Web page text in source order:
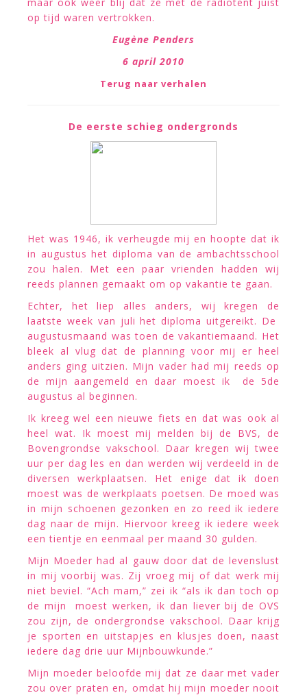
op tijd waren vertrokken.
Eugène Penders
6 april 2010
Terug naar verhalen
De eerste schieg ondergronds
Het was 1946, ik verheugde mij en hoopte dat ik
in augustus het diploma van de ambachtsschool
zou halen. Met een paar vrienden hadden wij
reeds plannen gemaakt om op vakantie te gaan.
Echter, het liep alles anders, wij kregen de
laatste week van juli het diploma uitgereikt. De
augustusmaand was toen de vakantiemaand. Het
bleek al vlug dat de planning voor mij er heel
anders ging uitzien. Mijn vader had mij reeds op
de mijn aangemeld en daar moest ik de 5de
augustus al beginnen.
Ik kreeg wel een nieuwe fiets en dat was ook al
heel wat. Ik moest mij melden bij de BVS, de
Bovengrondse vakschool. Daar kregen wij twee
uur per dag les en dan werden wij verdeeld in de
diversen werkplaatsen. Het enige dat ik doen
moest was de werkplaats poetsen. De moed was
in mijn schoenen gezonken en zo reed ik iedere
dag naar de mijn. Hiervoor kreeg ik iedere week
een tientje en eenmaal per maand 30 gulden.
Mijn Moeder had al gauw door dat de levenslust
in mij voorbij was. Zij vroeg mij of dat werk mij
niet beviel. “Ach mam,” zei ik “als ik dan toch op
de mijn moest werken, ik dan liever bij de OVS
zou zijn, de ondergrondse vakschool. Daar krijg
je sporten en uitstapjes en klusjes doen, naast
iedere dag drie uur Mijnbouwkunde.”
Mijn moeder beloofde mij dat ze daar met vader
zou over praten en, omdat hij mijn moeder nooit